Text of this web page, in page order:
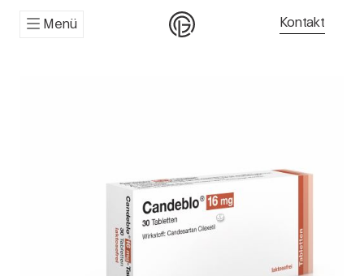
Menü Kontakt